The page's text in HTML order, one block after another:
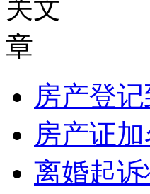
房产登
房产证
离婚起